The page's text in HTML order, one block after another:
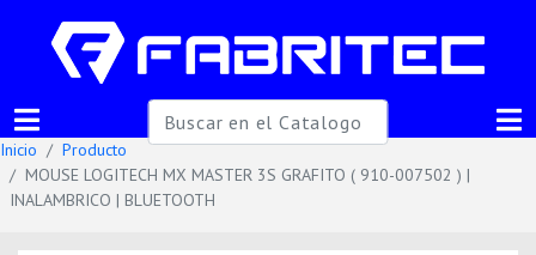
Inicio
Producto
MOUSE LOGITECH MX MASTER 3S GRAFITO ( 910-007502 ) |
INALAMBRICO | BLUETOOTH